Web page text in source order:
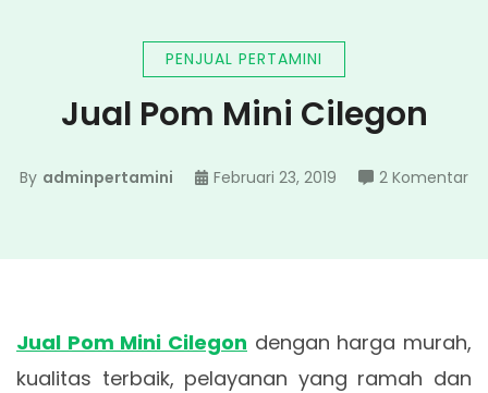
PENJUAL PERTAMINI
Jual Pom Mini Cilegon
By adminpertamini Februari 23, 2019 2 Komentar
Jual Pom Mini Cilegon dengan harga murah,
kualitas terbaik, pelayanan yang ramah dan